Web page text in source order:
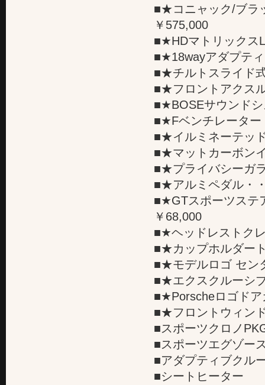
■★コニャック/ブラ
￥575,000
■★HDマトリックス
■★18wayアダプテ
■★チルトスライド
■★フロントアクス
■★BOSEサウンド
■★Fベンチレーター
■★イルミネーテッ
■★マットカーボン
■★プライバシーガ
■★アルミペダル・
■★GTスポーツステ
￥68,000
■★ヘッドレストク
■★カップホルダー
■★モデルロゴ セン
■★エクスクルーシ
■★Porscheロゴドア
■★フロントウィン
■スポーツクロノ
■スポーツエグゾー
■アダプティブクル
■シートヒーター